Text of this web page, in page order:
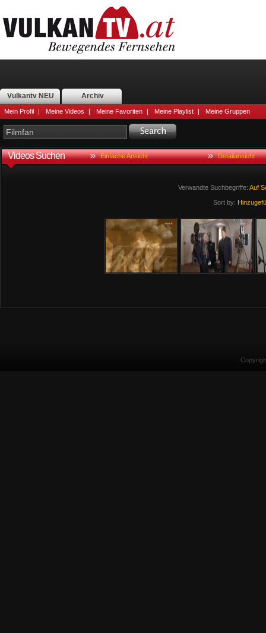
Vulkantv NEU Archiv
Mein Profil | Meine Videos | Meine Favoriten | Meine Playlist | Meine Gruppen
Videos Suchen Einfache Ansicht Detailansicht
Verwandte Suchbegriffe: Auf
Sort by: